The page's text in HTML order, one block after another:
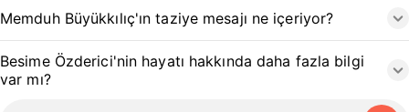
Memduh Büyükkılıç'ın taziye mesajı ne içeriyor?
Besime Özderici'nin hayatı hakkında daha fazla bilgi
var mı?